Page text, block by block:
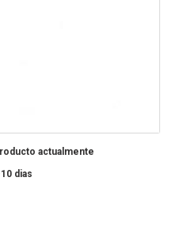
actualmente
dias